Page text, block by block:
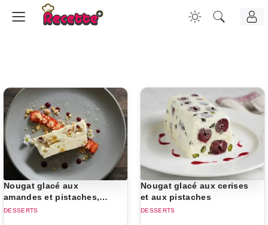
Nougat glacé aux
amandes et pistaches,
coulis aux fruits et au
DESSERTS
Nougat glacé aux cerises
et aux pistaches
DESSERTS